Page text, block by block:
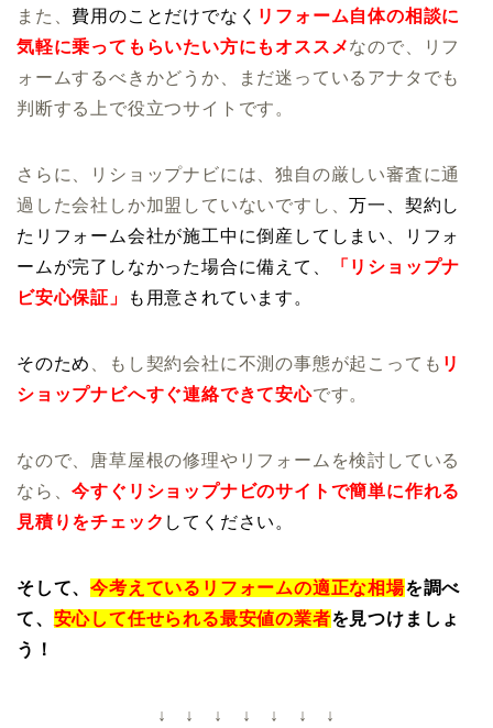
また、 費用のことだけでなく リフォーム自体の相談に
気軽に乗ってもらいたい方にもオススメなので、リフ
ォームするべきかどうか、まだ迷っているアナタでも
判断する上で役立つサイトです。
さらに、リショップナビには、独自の厳しい審査に通
過した会社しか加盟していないですし、万一、契約し
たリフォーム会社が施工中に倒産してしまい、リフォ
ームが完了しなかった場合に備えて、
「リショップナ
ビ安心保証」
も用意されています。
そのため 、もし契約会社に不測の事態が起こっても リ
ショップナビへすぐ連絡できて安心です。
なので、唐草屋根の修理やリフォームを検討している
なら、今すぐリショップナビのサイトで簡単に作れる
見積りをチェック してください。
そして、今考えているリフォームの適正な相場を調べ
て、 安心して任せられる最安値の業者を見つけましょ
う！
↓ ↓ ↓ ↓ ↓ ↓ ↓